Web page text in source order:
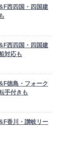
西四国・四国建
西四国・四国建
対応も
徳島・フォーク
手付きも
香川・讃岐リー